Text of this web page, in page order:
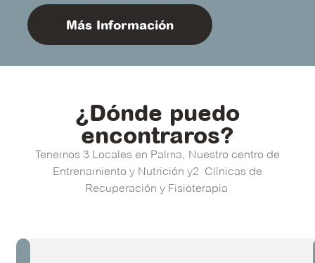
Más Información
¿Dónde puedo
encontraros?
Tenemos 3 Locales en Palma, Nuestro centro de
Entrenamiento y Nutrición y2 Clínicas de
Recuperación y Fisioterapia